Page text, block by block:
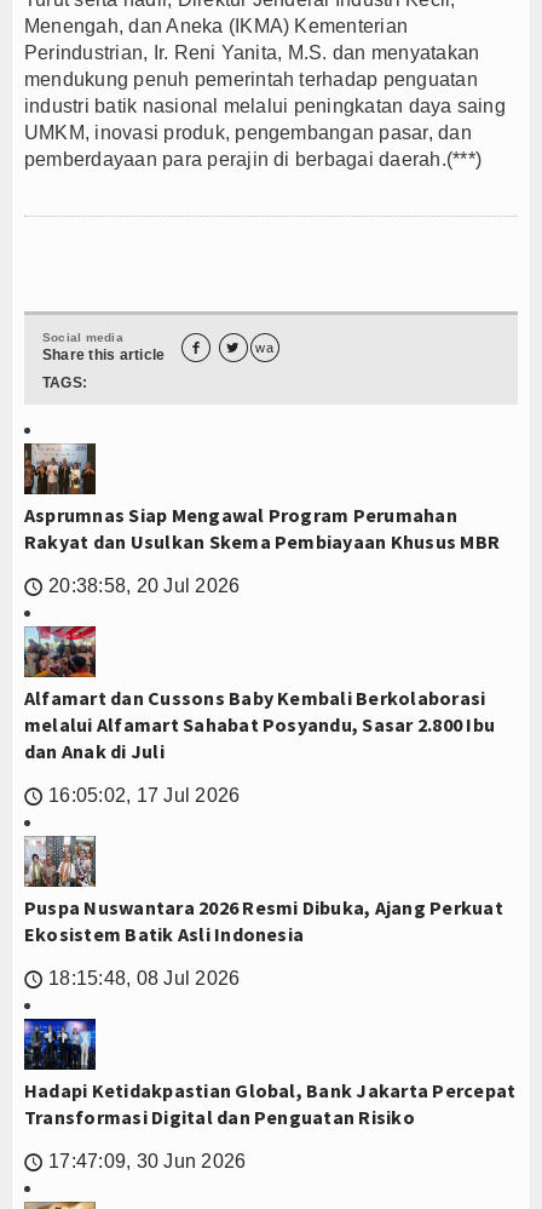
Menengah, dan Aneka (IKMA) Kementerian
Perindustrian, Ir. Reni Yanita, M.S. dan menyatakan
mendukung penuh pemerintah terhadap penguatan
industri batik nasional melalui peningkatan daya saing
UMKM, inovasi produk, pengembangan pasar, dan
pemberdayaan para perajin di berbagai daerah.(***)
Social media
Share this article   wa
TAGS:
Asprumnas Siap Mengawal Program Perumahan
Rakyat dan Usulkan Skema Pembiayaan Khusus MBR
🕔 20:38:58, 20 Jul 2026
Alfamart dan Cussons Baby Kembali Berkolaborasi
melalui Alfamart Sahabat Posyandu, Sasar 2.800 Ibu
dan Anak di Juli
🕔 16:05:02, 17 Jul 2026
Puspa Nuswantara 2026 Resmi Dibuka, Ajang Perkuat
Ekosistem Batik Asli Indonesia
🕔 18:15:48, 08 Jul 2026
Hadapi Ketidakpastian Global, Bank Jakarta Percepat
Transformasi Digital dan Penguatan Risiko
🕔 17:47:09, 30 Jun 2026